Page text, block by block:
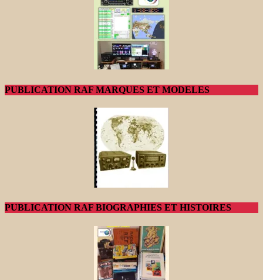
PUBLICATION RAF MARQUES ET MODELES
PUBLICATION RAF BIOGRAPHIES ET HISTOIRES